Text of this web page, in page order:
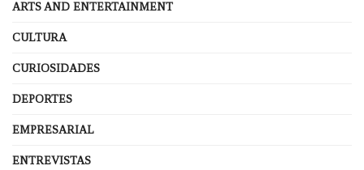
ARTS AND ENTERTAINMENT
CULTURA
CURIOSIDADES
DEPORTES
EMPRESARIAL
ENTREVISTAS